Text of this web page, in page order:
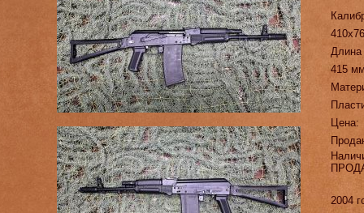
410х76
415
Цена:
2004